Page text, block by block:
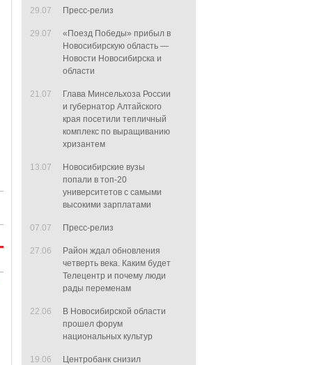
29.07 Пресс-релиз
29.07
«Поезд Победы» прибыл в
Новосибирскую область —
Новости Новосибирска и
области
21.07
Глава Минсельхоза России
и губернатор Алтайского
края посетили тепличный
комплекс по выращиванию
хризантем
13.07
Новосибирские вузы
попали в топ-20
университетов с самыми
высокими зарплатами
07.07 Пресс-релиз
27.06
Район ждал обновления
четверть века. Каким будет
Телецентр и почему люди
рады переменам
22.06
В Новосибирской области
прошел форум
национальных культур
19.06
Центробанк снизил